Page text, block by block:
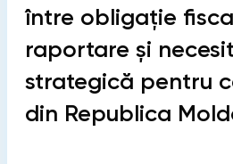
între obligație
raportare și
strategică pentru
din Republica